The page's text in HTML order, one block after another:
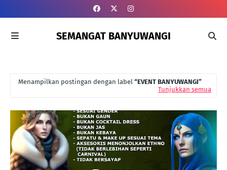
SEMANGAT BANYUWANGI
Menampilkan postingan dengan label EVENT BANYUWANGI
Tunjukkan semua